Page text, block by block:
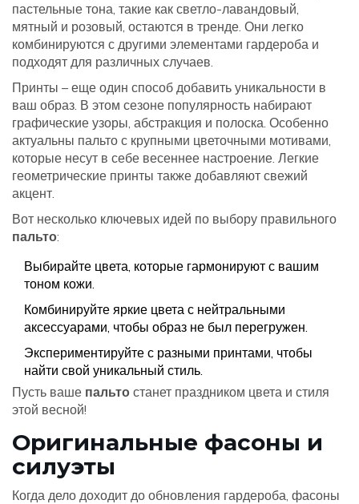
пастельные тона, такие как светло-лавандовый,
мятный и розовый, остаются в тренде. Они легко
комбинируются с другими элементами гардероба и
подходят для различных случаев.
Принты – еще один способ добавить уникальности в
ваш образ. В этом сезоне популярность набирают
графические узоры, абстракция и полоска. Особенно
актуальны пальто с крупными цветочными мотивами,
которые несут в себе весеннее настроение. Легкие
геометрические принты также добавляют свежий
акцент.
Вот несколько ключевых идей по выбору правильного
пальто:
Выбирайте цвета, которые гармонируют с вашим
тоном кожи.
Комбинируйте яркие цвета с нейтральными
аксессуарами, чтобы образ не был перегружен.
Экспериментируйте с разными принтами, чтобы
найти свой уникальный стиль.
Пусть ваше пальто станет праздником цвета и стиля
этой весной!
Оригинальные фасоны и
силуэты
Когда дело доходит до обновления гардероба, фасоны